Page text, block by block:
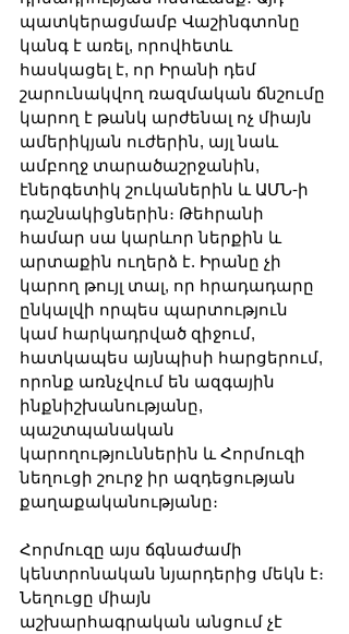
պատկերացմամբ Վաշինգտոնը
կանգ է առել, որովհետև
հասկացել է, որ Իրանի դեմ
շարունակվող ռազմական ճնշումը
կարող է թանկ արժենալ ոչ միայն
ամերիկյան ուժերին, այլ նաև
ամբողջ տարածաշրջանին,
էներգետիկ շուկաներին և ԱՄՆ-ի
դաշնակիցներին։ Թեհրանի
համար սա կարևոր ներքին և
արտաքին ուղերձ է. Իրանը չի
կարող թույլ տալ, որ հրադադարը
ընկալվի որպես պարտություն
կամ հարկադրված զիջում,
հատկապես այնպիսի հարցերում,
որոնք առնչվում են ազգային
ինքնիշխանությանը,
պաշտպանական
կարողություններին և Հորմուզի
նեղուցի շուրջ իր ազդեցության
քաղաքականությանը։
Հորմուզը այս ճգնաժամի
կենտրոնական նյարդերից մեկն է։
Նեղուցը միայն
աշխարհագրական անցում չէ